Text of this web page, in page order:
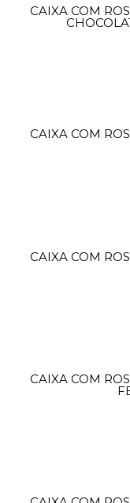
CAIXA COM
CAIXA COM
CAIXA COM
CAIXA COM